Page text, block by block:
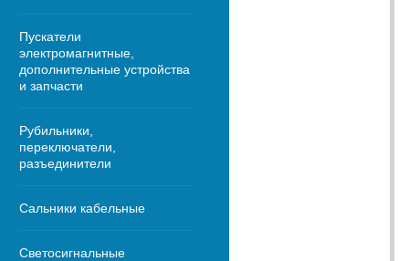
Пускатели
электромагнитные,
дополнительные устройства
и запчасти
Рубильники,
переключатели,
разъединители
Сальники кабельные
Светосигнальные